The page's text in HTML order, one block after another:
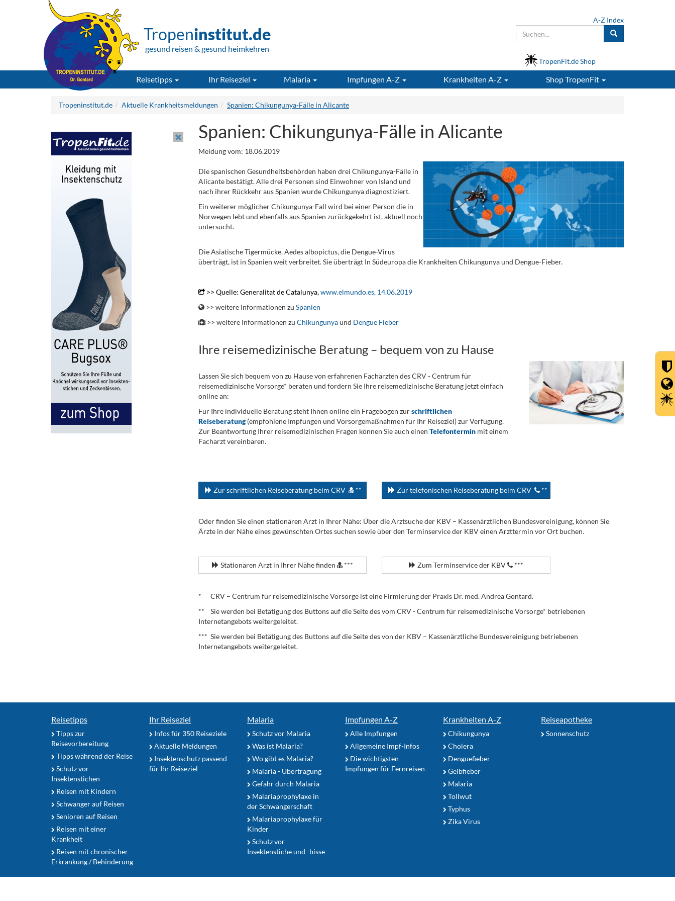
Tropeninstitut.de
gesund reisen & gesund heimkehren
A-Z Index
TropenFit.de Shop
Reisetipps Ihr Reiseziel Malaria Impfungen A-Z Krankheiten A-Z ShopTropenFit
Tropeninstitut.de Aktuelle Krankheitsmeldungen Spanien: Chikungunya-Fälle in Alicante
Spanien: Chikungunya-Fälle in Alicante
Meldung vom: 18.06.2019
Die spanischen Gesundheitsbehörden haben drei Chikungunya-Fälle in
Alicante bestätigt. Alle drei Personen sind Einwohner von Island und
nach ihrer Rückkehr aus Spanien wurde Chikungunya diagnostiziert.
Ein weiterer möglicher Chikungunya-Fall wird bei einer Person die in
Norwegen lebt und ebenfalls aus Spanien zurückgekehrt ist, aktuell noch
untersucht.
Die Asiatische Tigermücke, Aedes albopictus, die Dengue-Virus
überträgt, ist in Spanien weit verbreitet. Sie überträgt In Südeuropa die Krankheiten Chikungunya und Dengue-Fieber.
>> Quelle: Generalitat de Catalunya,www.elmundo.es, 14.06.2019
>> weitere Informationen zu Spanien
>> weitere Informationen zu Chikungunyaund Dengue Fieber
Ihre reisemedizinische Beratung – bequem von zu Hause
Lassen Sie sich bequem von zu Hause von erfahrenen Fachärzten des CRV - Centrum für
reisemedizinische Vorsorge* beraten und fordern Sie Ihre reisemedizinische Beratung jetzt einfach
online an:
Für Ihre individuelle Beratung steht Ihnen online ein Fragebogen zurschriftlichen
Reiseberatung(empfohlene Impfungen und Vorsorgemaßnahmen für Ihr Reiseziel) zur Verfügung.
Zur Beantwortung Ihrer reisemedizinischen Fragen können Sie auch einen Telefonterminmit einem
Facharzt vereinbaren.
Zur schriftlichen Reiseberatung beim CRV ** Zur telefonischen Reiseberatung beim CRV **
Oder finden Sie einen stationären Arzt in Ihrer Nähe: Über die Arztsuche der KBV – Kassenärztlichen Bundesvereinigung, können Sie
Ärzte in der Nähe eines gewünschten Ortes suchen sowie über den Terminservice der KBV einen Arzttermin vor Ort buchen.
Stationären Arzt in Ihrer Nähe finden *** Zum Terminservice der KBV ***
* CRV – Centrum für reisemedizinische Vorsorge ist eine Firmierung der Praxis Dr. med. Andrea Gontard.
** Sie werden bei Betätigung des Buttons auf die Seite des vom CRV - Centrum für reisemedizinische Vorsorge* betriebenen
Internetangebots weitergeleitet.
*** Sie werden bei Betätigung des Buttons auf die Seite des von der KBV – Kassenärztliche Bundesvereinigung betriebenen
Internetangebots weitergeleitet.
Reisetipps
Tipps zur
Reisevorbereitung
Tipps während der Reise
Schutz vor
Insektenstichen
Reisen mit Kindern
Schwanger auf Reisen
Senioren auf Reisen
Reisen mit einer
Krankheit
Reisen mit chronischer
Erkrankung / Behinderung
Ihr Reiseziel
Infos für 350 Reiseziele
Aktuelle Meldungen
Insektenschutz passend
für Ihr Reiseziel
Malaria
Schutz vor Malaria
Was ist Malaria?
Wo gibt es Malaria?
Malaria - Übertragung
Gefahr durch Malaria
Malariaprophylaxe in
der Schwangerschaft
Malariaprophylaxe für
Kinder
Schutz vor
Insektenstiche und -bisse
Impfungen A-Z
Alle Impfungen
Allgemeine Impf-Infos
Die wichtigsten
Impfungen für Fernreisen
Krankheiten A-Z
Chikungunya
Cholera
Denguefieber
Gelbfieber
Malaria
Tollwut
Typhus
Zika Virus
Reiseapotheke
Sonnenschutz